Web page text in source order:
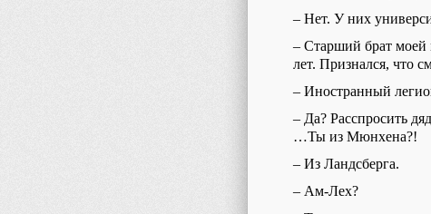
– Нет. У них
– Старший брат моей
лет. Признался, что
– Иностранный
– Да? Расспросить д
…Ты из Мюнхена?!
– Из Ландсберга.
– Ам-Лех?